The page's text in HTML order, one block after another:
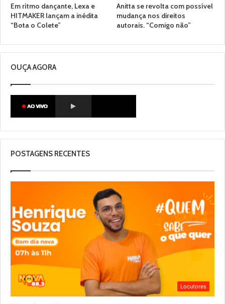
Em rítmo dançante, Lexa e
HITMAKER lançam a inédita
“Bota o Colete”
Anitta se revolta com possível
mudança nos direitos
autorais. “Comigo não”
OUÇA AGORA
POSTAGENS RECENTES
Locutores